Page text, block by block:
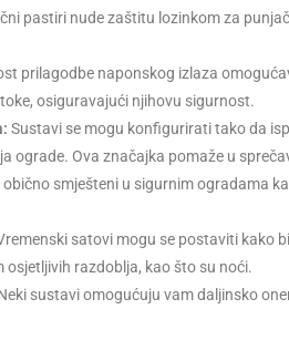
pastiri nude zaštitu lozinkom za
prilagodbe naponskog izlaza
osiguravajući njihovu sigurnost.
Sustavi se mogu konfigurirati tako da
ograde. Ova značajka pomaže u
obično smješteni u sigurnim ogradama
satovi mogu se postaviti kako
razdoblja, kao što su noći.
sustavi omogućuju vam daljinsko